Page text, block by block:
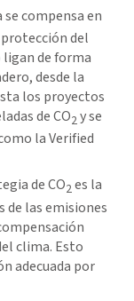
compensa en
del
de forma
desde la
los proyectos
de CO2y se
la Verified
de CO2es la
de las emisiones
clima. Esto
adecuada por